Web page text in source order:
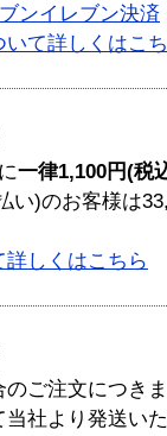
ンイレブン決済
いて詳しくはこ
一律1,100円(税
い)のお客様は
しくはこちら
のご注文につき
当社より発送い